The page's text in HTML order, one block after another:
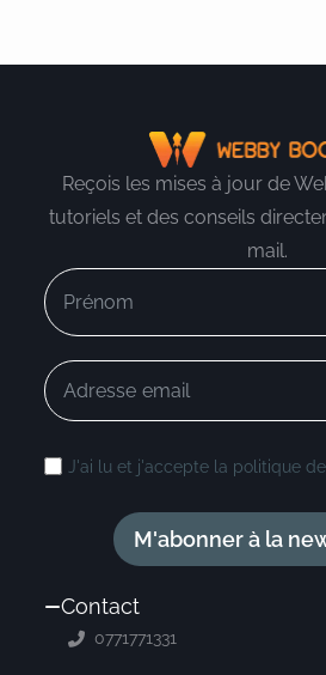
Reçois les mises à jour de
tutoriels et des conseils
mail.
J'ai lu et j'accepte la politique
M'abonner à la
Contact
0771771331